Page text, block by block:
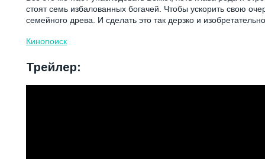
стоят семь избалованных богачей. Чтобы ускорить свою
семейного древа. И сделать это так дерзко и
Кинопоиск
Трейлер: